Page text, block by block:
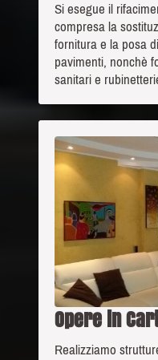
Si esegue il
compresa la
fornitura e la posa
pavimenti, nonchè
sanitari e
Opere in
Realizziamo